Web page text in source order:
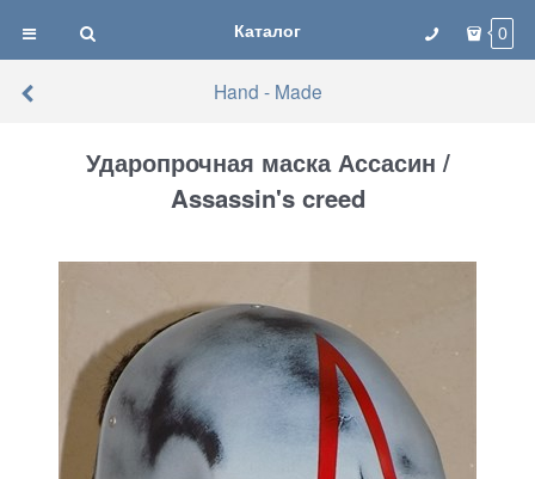
Каталог 0
Hand - Made
Ударопрочная маска Ассасин /
Assassin's creed